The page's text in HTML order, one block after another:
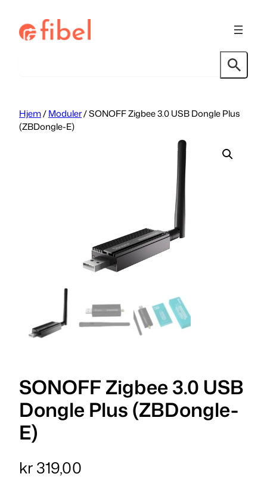
innhold
Hjem/Moduler/ SONOFF Zigbee 3.0 USB Dongle Plus
(ZBDongle-E)
SONOFF Zigbee 3.0 USB
Dongle Plus (ZBDongle-
E)
kr319,00